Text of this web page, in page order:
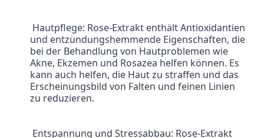
und entzündungshemmende Eigenschaften, die
bei der Behandlung von Hautproblemen wie
Akne, Ekzemen und Rosazea helfen können. Es
kann auch helfen, die Haut zu straffen und das
Erscheinungsbild von Falten und feinen Linien
zu reduzieren.